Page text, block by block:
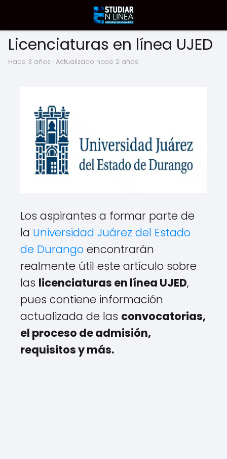
Licenciaturas en línea UJED
hace 3 años · Actualizado hace 2 años
Los aspirantes a formar parte de
la Universidad Juárez del Estado
de Durango encontrarán
realmente útil este artículo sobre
las licenciaturas en línea UJED,
pues contiene información
actualizada de las convocatorias,
el proceso de admisión,
requisitos y más.